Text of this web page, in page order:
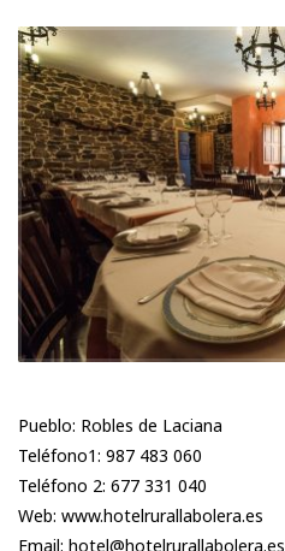
Pueblo: Robles de Laciana
Teléfono1: 987 483 060
Teléfono 2: 677 331 040
Web: www.hotelrurallabolera.es
Email: hotel@hotelrurallabolera.es